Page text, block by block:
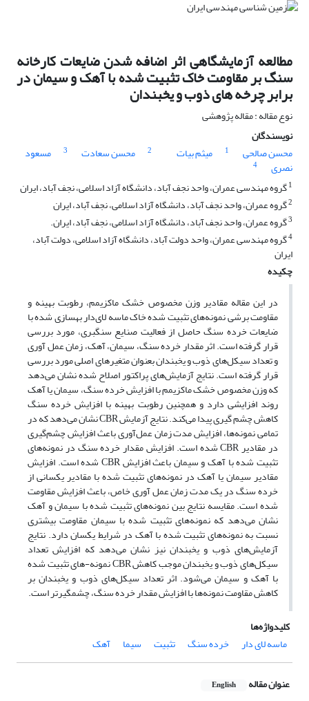
مطالعه آزمایشگاهی اثر اضافه شدن ضایعات کارخانه
سنگ بر مقاومت خاک تثبیت شده با آهک و سیمان در
برابر چرخه های ذوب و یخبندان
نوع مقاله : مقاله پژوهشی
نویسندگان
محسن صالحی
1 میثم بیات 2 محسن سعادت 3 مسعود
نصری
4
1گروه مهندسی عمران، واحد نجف آباد، دانشگاه آزاد اسلامی، نجف آباد، ایران
2گروه عمران، واحد نجف آباد، دانشگاه آزاد اسلامی، نجف آباد، ایران
3گروه عمران، واحد نجف آباد، دانشگاه آزاد اسلامی، نجف آباد، ایران.
4گروه مهندسی عمران، واحد دولت آباد، دانشگاه آزاد اسلامی، دولت آباد،
ایران
چکیده
در این مقاله مقادیر وزن مخصوص خشک ماکزیمم، رطوبت بهینه و
مقاومت برشی نمونه‌های تثبیت شده خاک ماسه لای‌دار بهسازی شده با
ضایعات خرده سنگ حاصل از فعالیت صنایع سنگبری، مورد بررسی
قرار گرفته است. اثر مقدار خرده سنگ، سیمان، آهک، زمان عمل آوری
و تعداد سیکل‌های ذوب و یخبندان بعنوان متغیرهای اصلی مورد بررسی
قرار گرفته است. نتایج آزمایش‌های پراکتور اصلاح شده نشان می‌دهد
که وزن مخصوص خشک ماکزیمم با افزایش خرده سنگ، سیمان یا آهک
روند افزایشی دارد و همچنین رطوبت بهینه با افزایش خرده سنگ
کاهش چشم گیری پیدا می‌کند. نتایج آزمایش CBR نشان می‌دهد که در
تمامی نمونه‌ها، افزایش مدت زمان عمل‌آوری باعث افزایش چشم‌گیری
در مقادیر CBR شده است. افزایش مقدار خرده سنگ در نمونه‌های
تثبیت شده با آهک و سیمان باعث افزایش CBR شده است. افزایش
مقادیر سیمان یا آهک در نمونه‌های تثبیت شده با مقادیر یکسانی از
خرده سنگ در یک مدت زمان عمل آوری خاص، باعث افزایش مقاومت
شده است. مقایسه نتایج بین نمونه‌های تثبیت شده با سیمان و آهک
نشان می‌دهد که نمونه‌های تثبیت شده با سیمان مقاومت بیشتری
نسبت به نمونه‌های تثبیت شده با آهک در شرایط یکسان دارد. نتایج
آزمایش‌های ذوب و یخبندان نیز نشان می‌دهد که افزایش تعداد
سیکل‌های ذوب و یخبندان موجب کاهش CBR نمونه-های تثبیت شده
با آهک و سیمان می‌شود. اثر تعداد سیکل‌های ذوب و یخبندان بر
کاهش مقاومت نمونه‌ها با افزایش مقدار خرده سنگ، چشمگیرتر است.
کلیدواژه‌ها
ماسه لای دار
خرده سنگ تثبیت سیما آهک
عنوان مقاله English